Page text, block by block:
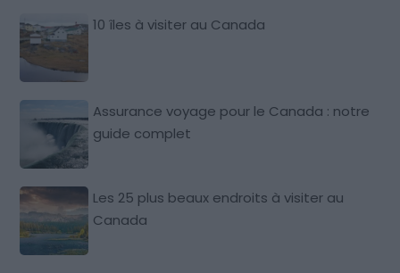
10 îles à visiter au Canada
Assurance voyage pour le Canada : notre
guide complet
Les 25 plus beaux endroits à visiter au
Canada